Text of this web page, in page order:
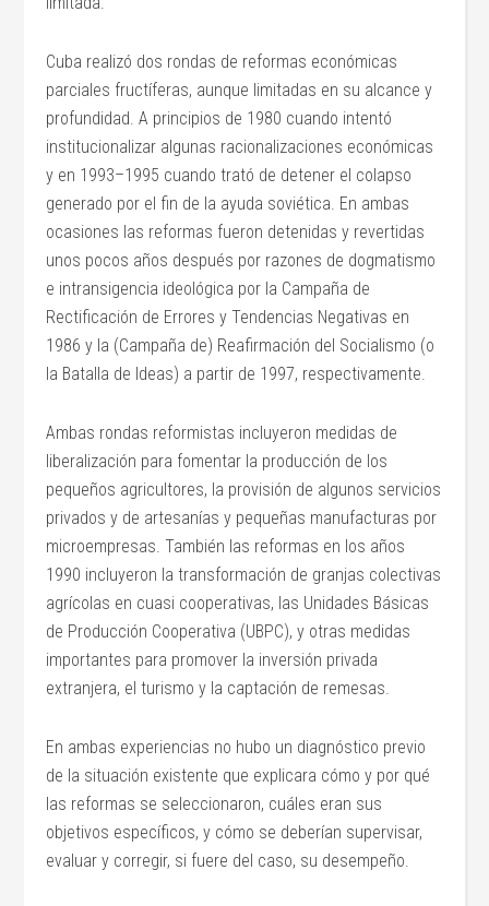
Cuba realizó dos rondas de reformas económicas
parciales fructíferas, aunque limitadas en su alcance y
profundidad. A principios de 1980 cuando intentó
institucionalizar algunas racionalizaciones económicas
y en 1993–1995 cuando trató de detener el colapso
generado por el fin de la ayuda soviética. En ambas
ocasiones las reformas fueron detenidas y revertidas
unos pocos años después por razones de dogmatismo
e intransigencia ideológica por la Campaña de
Rectificación de Errores y Tendencias Negativas en
1986 y la (Campaña de) Reafirmación del Socialismo (o
la Batalla de Ideas) a partir de 1997, respectivamente.
Ambas rondas reformistas incluyeron medidas de
liberalización para fomentar la producción de los
pequeños agricultores, la provisión de algunos servicios
privados y de artesanías y pequeñas manufacturas por
microempresas. También las reformas en los años
1990 incluyeron la transformación de granjas colectivas
agrícolas en cuasi cooperativas, las Unidades Básicas
de Producción Cooperativa (UBPC), y otras medidas
importantes para promover la inversión privada
extranjera, el turismo y la captación de remesas.
En ambas experiencias no hubo un diagnóstico previo
de la situación existente que explicara cómo y por qué
las reformas se seleccionaron, cuáles eran sus
objetivos específicos, y cómo se deberían supervisar,
evaluar y corregir, si fuere del caso, su desempeño.